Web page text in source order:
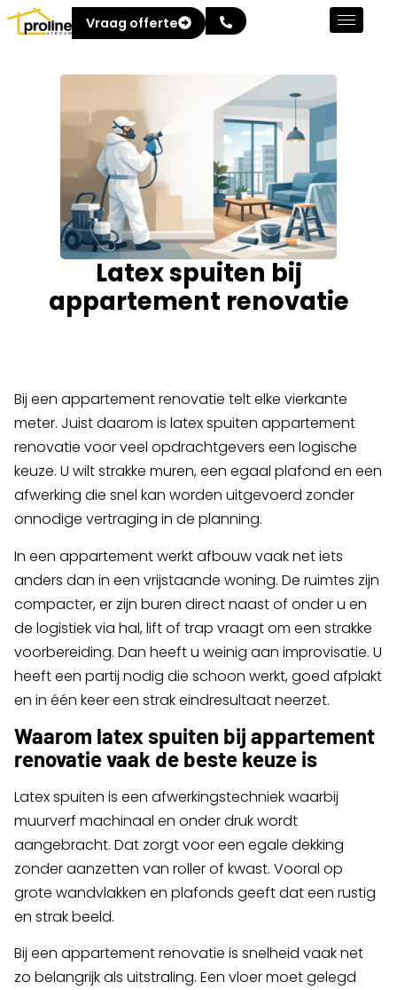
Vraag offerte
Latex spuiten bij
appartement renovatie
Bij een appartement renovatie telt elke vierkante
meter. Juist daarom is latex spuiten appartement
renovatie voor veel opdrachtgevers een logische
keuze. U wilt strakke muren, een egaal plafond en een
afwerking die snel kan worden uitgevoerd zonder
onnodige vertraging in de planning.
In een appartement werkt afbouw vaak net iets
anders dan in een vrijstaande woning. De ruimtes zijn
compacter, er zijn buren direct naast of onder u en
de logistiek via hal, lift of trap vraagt om een strakke
voorbereiding. Dan heeft u weinig aan improvisatie. U
heeft een partij nodig die schoon werkt, goed afplakt
en in één keer een strak eindresultaat neerzet.
Waarom latex spuiten bij appartement
renovatie vaak de beste keuze is
Latex spuiten is een afwerkingstechniek waarbij
muurverf machinaal en onder druk wordt
aangebracht. Dat zorgt voor een egale dekking
zonder aanzetten van roller of kwast. Vooral op
grote wandvlakken en plafonds geeft dat een rustig
en strak beeld.
Bij een appartement renovatie is snelheid vaak net
zo belangrijk als uitstraling. Een vloer moet gelegd